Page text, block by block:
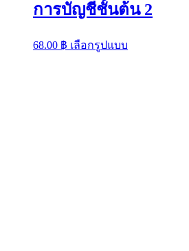
การบัญชีชั้นต้น 2
68.00 ฿ เลือกรูปแบบ
product